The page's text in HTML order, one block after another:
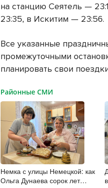
на станцию Сеятель —
23:35, в Искитим — 23:56.
Все указанные
промежуточными
планировать свои
Районные СМИ
Немка с улицы Немецкой: как
Ольга Дунаева сорок лет